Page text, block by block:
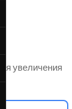
увеличения